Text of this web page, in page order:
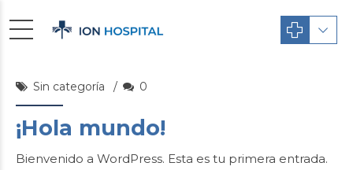
Sin categoría 0
¡Hola mundo!
Bienvenido a WordPress. Esta es tu primera entrada.